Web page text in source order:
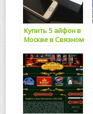
Купить 5 айфон в
Москве в Cвязном